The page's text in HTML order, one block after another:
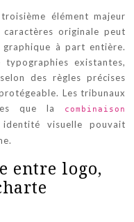
élément majeur
originale peut
à part entière.
existantes,
des règles précises
Les tribunaux
que la
combinaison
visuelle pouvait
entre logo,